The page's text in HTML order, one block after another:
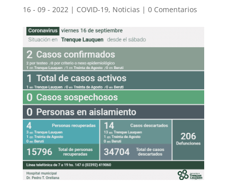
16 - 09 - 2022 | COVID-19, Noticias | 0 Comentarios